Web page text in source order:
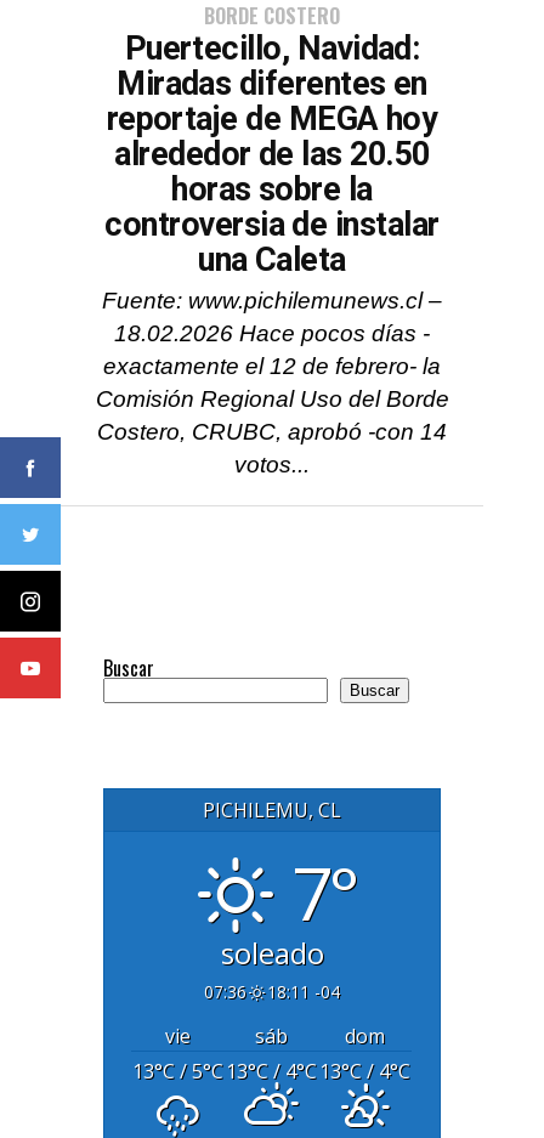
BORDE COSTERO
Puertecillo, Navidad:
Miradas diferentes en
reportaje de MEGA hoy
alrededor de las 20.50
horas sobre la
controversia de instalar
una Caleta
Fuente: www.pichilemunews.cl –
18.02.2026 Hace pocos días -
exactamente el 12 de febrero- la
Comisión Regional Uso del Borde
Costero, CRUBC, aprobó -con 14
votos...
Buscar
Buscar
PICHILEMU, CL
7°
soleado
07:36 18:11 -04
vie sáb
dom
13°C/ 5°C13°C/ 4°C13°C/ 4°C